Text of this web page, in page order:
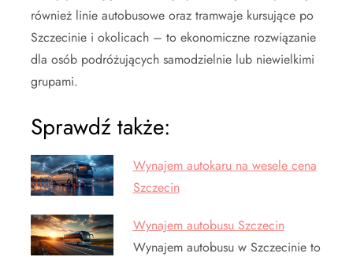
również linie autobusowe oraz tramwaje kursujące po
Szczecinie i okolicach – to ekonomiczne rozwiązanie
dla osób podróżujących samodzielnie lub niewielkimi
grupami.
Sprawdź także:
Wynajem autokaru na wesele cena
Szczecin
Wynajem autobusu Szczecin
Wynajem autobusu w Szczecinie to